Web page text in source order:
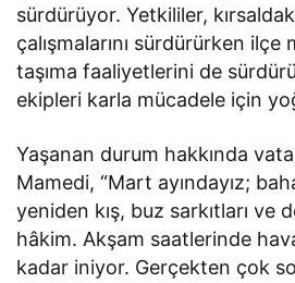
sürdürüyor. Yetkililer,
çalışmalarını sürdürürken
taşıma faaliyetlerini de
ekipleri karla mücadele için
Yaşanan durum hakkında
Mamedi, “Mart ayındayız;
yeniden kış, buz sarkıtları ve
hâkim. Akşam saatlerinde
kadar iniyor. Gerçekten çok